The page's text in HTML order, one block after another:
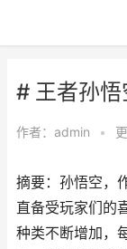
# 王者孙
作者： admin •
摘要：孙悟空，
直备受玩家们的
种类不断增加，